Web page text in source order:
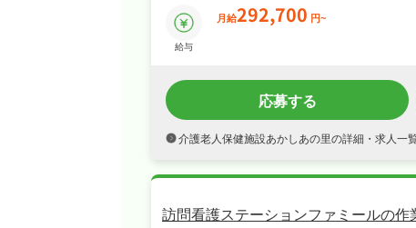
給与
月給292,700 円~
応募する
介護老人保健施設あかしあの里の詳細・求人一
訪問看護ステーションファミールの作